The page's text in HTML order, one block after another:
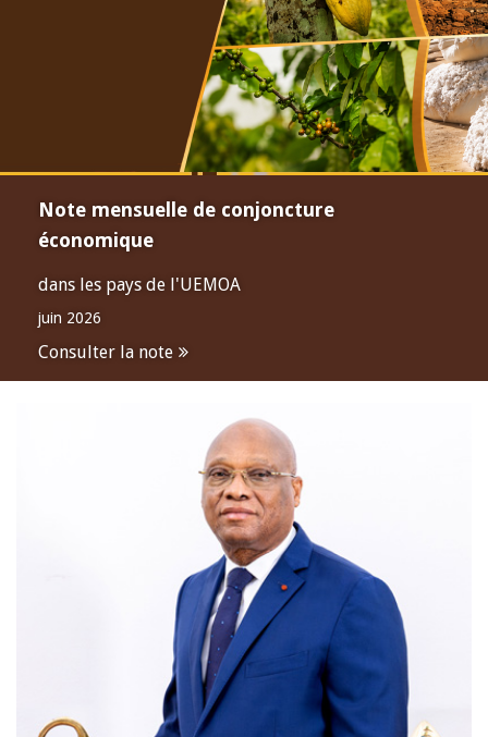
Note mensuelle de conjoncture
économique
dans les pays de l'UEMOA
juin 2026
Consulter la note